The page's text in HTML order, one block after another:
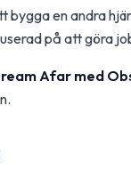
en andra
på att göra
Afar med